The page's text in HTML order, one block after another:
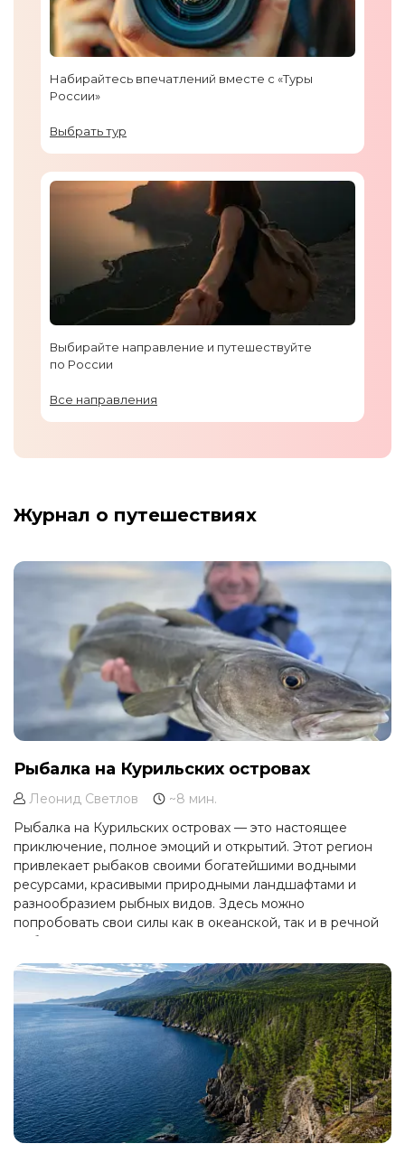
Набирайтесь впечатлений вместе с «Туры
России»
Выбрать тур
Выбирайте направление и путешествуйте
по России
Все направления
Журнал о путешествиях
Рыбалка на Курильских островах
Леонид Светлов
~8 мин.
Рыбалка на Курильских островах — это настоящее
приключение, полное эмоций и открытий. Этот регион
привлекает рыбаков своими богатейшими водными
ресурсами, красивыми природными ландшафтами и
разнообразием рыбных видов. Здесь можно
попробовать свои силы как в океанской, так и в речной
рыбалке, а также насладиться тишиной и спокойствием
природы.